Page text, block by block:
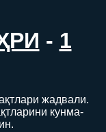
- 1
жадвали.
кунма-